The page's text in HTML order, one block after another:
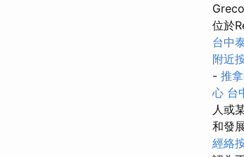
位於
台中
附近
- 推
心 台
人或
和發
經絡